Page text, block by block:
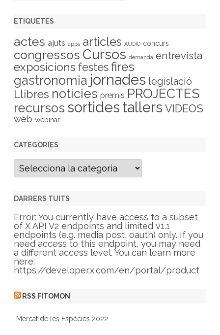
ETIQUETES
actes ajuts apps articles AUDIO concurs
congressos Cursos demanda entrevista
exposicions festesfires
gastronomia jornades legislació
Llibres noticies premis PROJECTES
recursos sortides tallers VIDEOS
web webinar
CATEGORIES
C
t
g
r
i
e
s
DARRERS TUITS
Error: You currently have access to a subset
of X API V2 endpoints and limited v1.1
endpoints (e.g. media post, oauth) only. If you
need access to this endpoint, you may need
a different access level. You can learn more
here:
https://developer.x.com/en/portal/product
RSS FITOMON
Mercat de les Espècies 2022